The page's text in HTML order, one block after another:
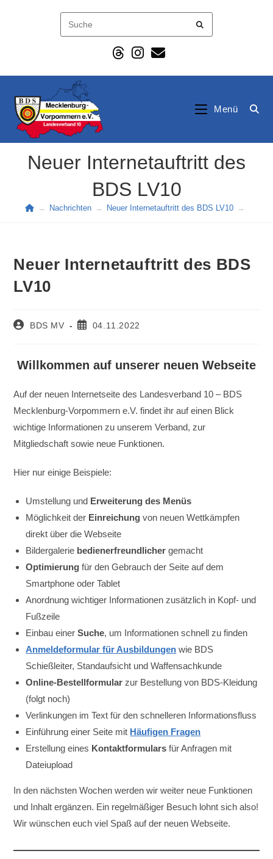
Menü
Neuer Internetauftritt des
BDS LV10
→ Nachrichten → Neuer Internetauftritt des BDS LV10 →
Neuer Internetauftritt des BDS
LV10
Beitrags-BDS MV
Beitrag04.11.2022
Willkommen auf unserer neuen Webseite
Auf der neuen Internetseite des Landesverband 10 – BDS
Mecklenburg-Vorpommern e.V. findet ihr auf einen Blick
wichtige Informationen zu unserem Verband, zur
Mitgliedschaft sowie neue Funktionen.
Hier nur einige Beispiele:
Umstellung und Erweiterung des Menüs
Möglichkeit der Einreichung von neuen Wettkämpfen
direkt über die Webseite
Bildergalerie bedienerfreundlicher gemacht
Optimierung für den Gebrauch der Seite auf dem
Smartphone oder Tablet
Anordnung wichtiger Informationen zusätzlich in Kopf- und
Fußzeile
Einbau einerSuche, um Informationen schnell zu finden
Anmeldeformular für Ausbildungen wie BDS
Schießleiter, Standaufsicht und Waffensachkunde
Online-Bestellformular zur Bestellung von BDS-Kleidung
(folgt noch)
Verlinkungen im Text für den schnelleren Informationsfluss
Einführung einer Seite mit Häufigen Fragen
Erstellung eines Kontaktformularsfür Anfragen mit
Dateiupload
In den nächsten Wochen werden wir weiter neue Funktionen
und Inhalt ergänzen. Ein regelmäßiger Besuch lohnt sich also!
Wir wünschen euch viel Spaß auf der neuen Webseite.